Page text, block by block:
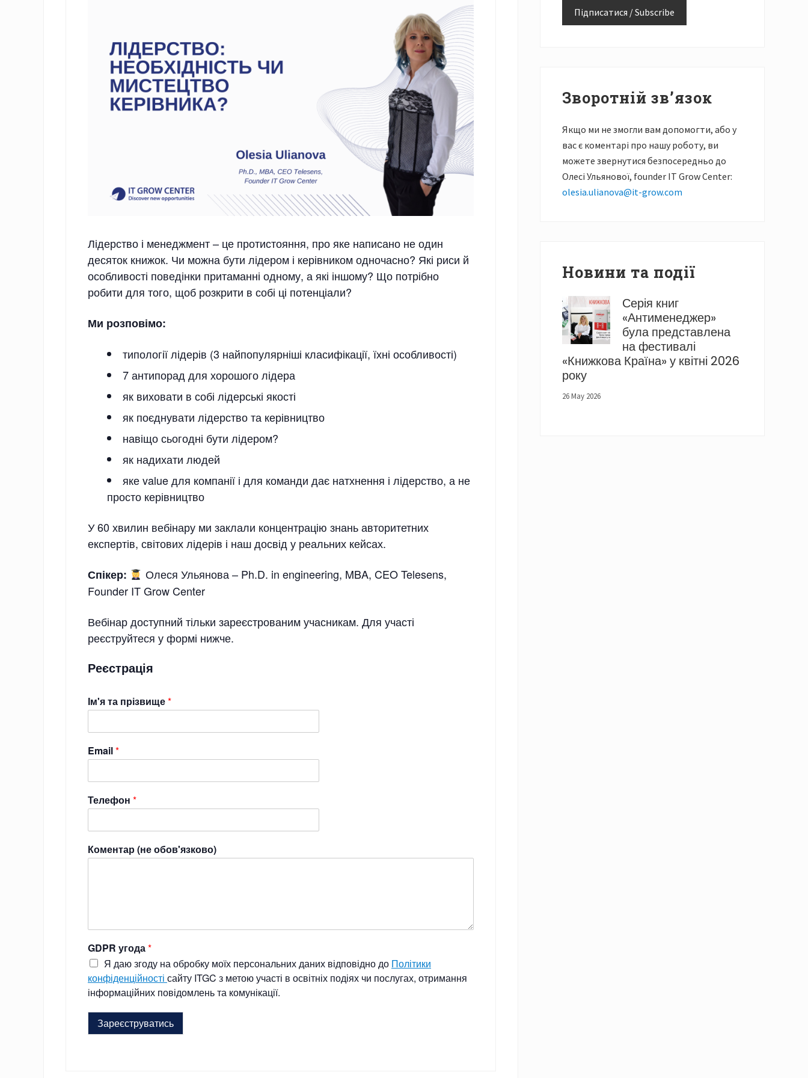
Лідерство і менеджмент – це протистояння, про яке написано не один
десяток книжок. Чи можна бути лідером і керівником одночасно? Які риси й
особливості поведінки притаманні одному, а які іншому? Що потрібно
робити для того, щоб розкрити в собі ці потенціали?
Ми розповімо:
типології лідерів (3 найпопулярніші класифікації, їхні особливості)
7 антипорад для хорошого лідера
як виховати в собі лідерські якості
як поєднувати лідерство та керівництво
навіщо сьогодні бути лідером?
як надихати людей
яке value для компанії і для команди дає натхнення і лідерство, а не
просто керівництво
У 60 хвилин вебінару ми заклали концентрацію знань авторитетних
експертів, світових лідерів і наш досвід у реальних кейсах.
Спікер:
Олеся Ульянова – Ph.D. in engineering, MBA, CEO Telesens,
Founder IT Grow Center
Вебінар доступний тільки зареєстрованим учасникам. Для участі
реєструйтеся у формі нижче.
Реєстрація
Ім'я та прізвище*
Email*
Телефон *
Коментар (не обов'язково)
GDPR угода*
Я даю згоду на обробку моїх персональних даних відповідно до Політики
конфіденційності сайту ITGC з метою участі в освітніх подіях чи послугах, отримання
інформаційних повідомлень та комунікації.
Зареєструватись
Зворотній зв’язок
Якщо ми не змогли вам допомогти, або у
вас є коментарі про нашу роботу, ви
можете звернутися безпосередньо до
Олесі Ульянової, founder IT Grow Center:
olesia.ulianova@it-grow.com
Новини та події
Серія книг
«Антименеджер»
була представлена
на фестивалі
«Книжкова Країна» у квітні 2026
року
26 May 2026